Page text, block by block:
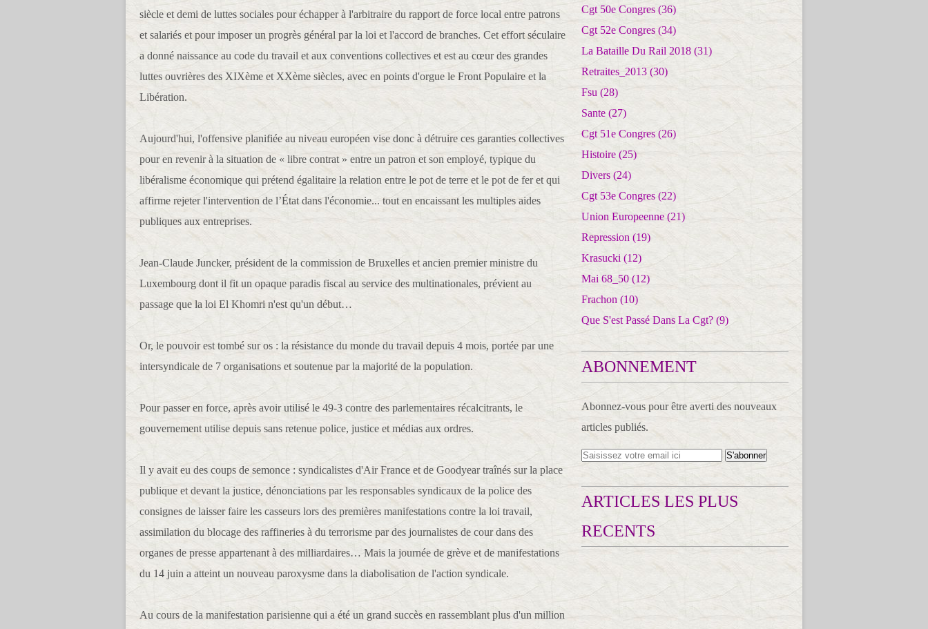
siècle et demi de luttes sociales pour échapper à l'arbitraire du rapport de force local entre patrons
et salariés et pour imposer un progrès général par la loi et l'accord de branches. Cet effort séculaire
a donné naissance au code du travail et aux conventions collectives et est au cœur des grandes
luttes ouvrières des XIXème et XXème siècles, avec en points d'orgue le Front Populaire et la
Libération.
Aujourd'hui, l'offensive planifiée au niveau européen vise donc à détruire ces garanties collectives
pour en revenir à la situation de « libre contrat » entre un patron et son employé, typique du
libéralisme économique qui prétend égalitaire la relation entre le pot de terre et le pot de fer et qui
affirme rejeter l'intervention de l’État dans l'économie... tout en encaissant les multiples aides
publiques aux entreprises.
Jean-Claude Juncker, président de la commission de Bruxelles et ancien premier ministre du
Luxembourg dont il fit un opaque paradis fiscal au service des multinationales, prévient au
passage que la loi El Khomri n'est qu'un début…
Or, le pouvoir est tombé sur os : la résistance du monde du travail depuis 4 mois, portée par une
intersyndicale de 7 organisations et soutenue par la majorité de la population.
Pour passer en force, après avoir utilisé le 49-3 contre des parlementaires récalcitrants, le
gouvernement utilise depuis sans retenue police, justice et médias aux ordres.
Il y avait eu des coups de semonce : syndicalistes d'Air France et de Goodyear traînés sur la place
publique et devant la justice, dénonciations par les responsables syndicaux de la police des
consignes de laisser faire les casseurs lors des premières manifestations contre la loi travail,
assimilation du blocage des raffineries à du terrorisme par des journalistes de cour dans des
organes de presse appartenant à des milliardaires… Mais la journée de grève et de manifestations
du 14 juin a atteint un nouveau paroxysme dans la diabolisation de l'action syndicale.
Au cours de la manifestation parisienne qui a été un grand succès en rassemblant plus d'un million
Cgt 50e Congres (36)
Cgt 52e Congres (34)
La Bataille Du Rail 2018 (31)
Retraites_2013 (30)
Fsu (28)
Sante (27)
Cgt 51e Congres (26)
Histoire (25)
Divers (24)
Cgt 53e Congres (22)
Union Europeenne (21)
Repression (19)
Krasucki (12)
Mai 68_50 (12)
Frachon (10)
Que S'est Passé Dans La Cgt? (9)
ABONNEMENT
Abonnez-vous pour être averti des nouveaux
articles publiés.
ARTICLES LES PLUS
RECENTS